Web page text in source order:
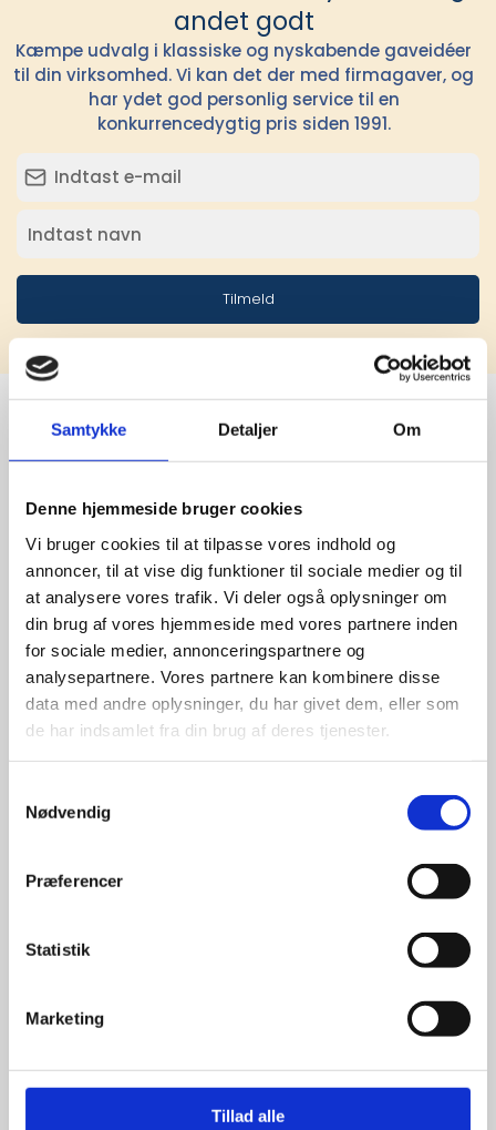
Samtykke Detaljer Om
Denne hjemmeside bruger cookies
Vi bruger cookies til at tilpasse vores indhold og
annoncer, til at vise dig funktioner til sociale medier og til
at analysere vores trafik. Vi deler også oplysninger om
din brug af vores hjemmeside med vores partnere inden
for sociale medier, annonceringspartnere og
analysepartnere. Vores partnere kan kombinere disse
data med andre oplysninger, du har givet dem, eller som
de har indsamlet fra din brug af deres tjenester.
Nødvendig
Præferencer
Statistik
Marketing
Tillad alle
andet godt
Kæmpe udvalg i klassiske og nyskabende gaveidéer
til din virksomhed. Vi kan det der med firmagaver, og
har ydet god personlig service til en
konkurrencedygtig pris siden 1991.
Tilmeld
Stærke
leverandører
giver større
udvalg
For at sikre høj kvalitet og stor
leveringssikkerhed samarbejder vi
med de største og mest
anerkendte leverandører inden for
promotion.
Udvalget er langt større, så har I en
idé til et konkret produkt, eller et